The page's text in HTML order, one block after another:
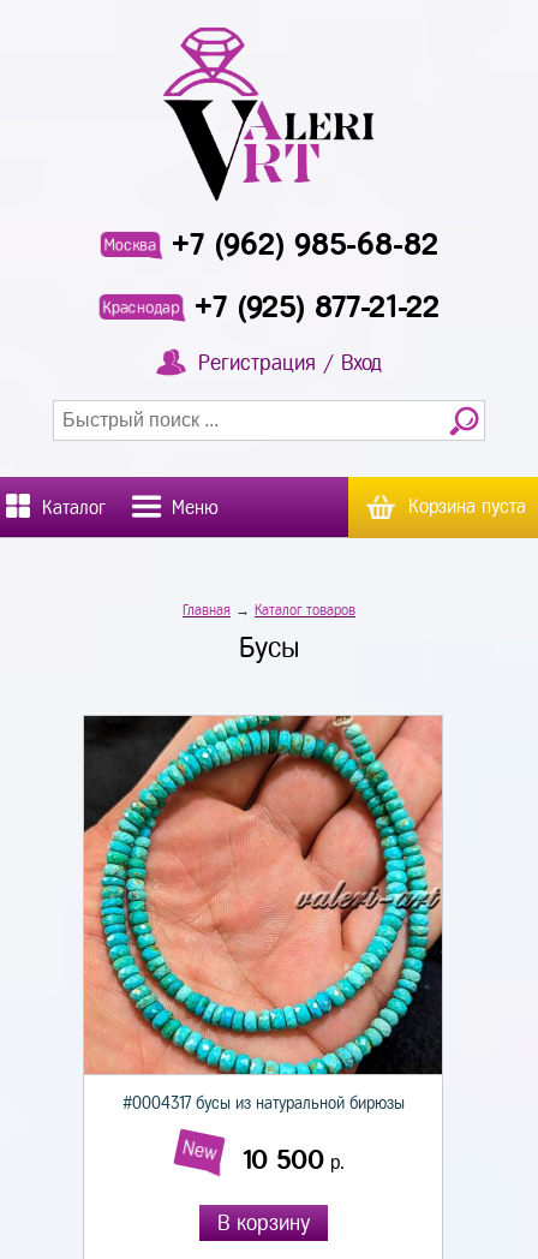
Москва +7 (962) 985-68-82
Краснодар +7 (925) 877-21-22
Регистрация / Вход
Каталог Меню Корзина пуста
Главная → Каталог товаров
Бусы
#0004317 бусы из натуральной бирюзы
New 10 500р.
В корзину